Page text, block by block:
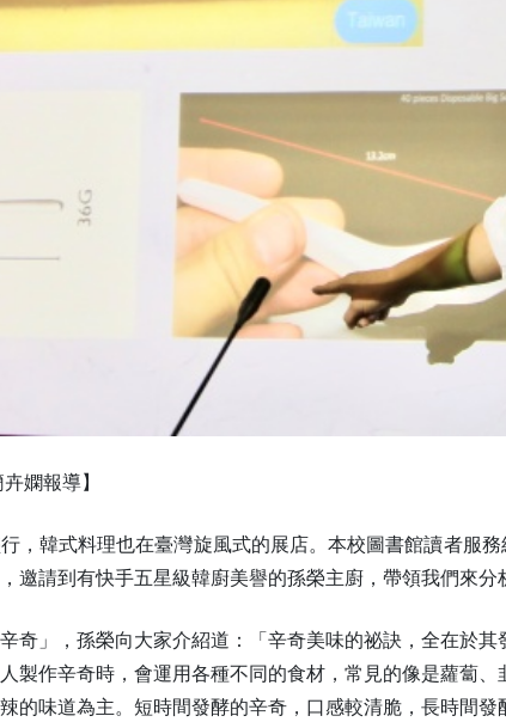
嫻報導】
，韓式料理也在臺灣旋風式的展店。本校圖書館讀者服
邀請到有快手五星級韓廚美譽的孫榮主廚，帶領我們來分
奇」，孫榮向大家介紹道：「辛奇美味的祕訣，全在於
製作辛奇時，會運用各種不同的食材，常見的像是蘿蔔
的味道為主。短時間發酵的辛奇，口感較清脆，長時間發